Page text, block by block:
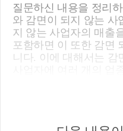
질문하신 내용을 정리
와 감면이 되지 않는 사
지 않는 사업자의 매출
포함하면 이 또한 감면
니다. 이에 대해서는 감